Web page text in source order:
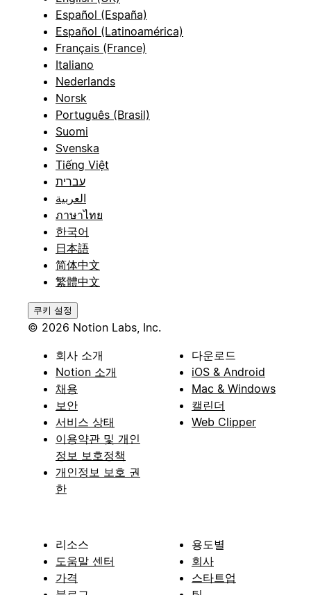
Español (España)
Español (Latinoamérica)
Français (France)
Italiano
Nederlands
Norsk
Português (Brasil)
Suomi
Svenska
Tiếng Việt
עברית
العربية
ภาษาไทย
한국어
日本語
简体中文
繁體中文
쿠키 설정
© 2026 Notion Labs, Inc.
회사 소개
Notion 소개
채용
보안
서비스 상태
이용약관 및 개인
정보 보호정책
개인정보 보호 권
한
다운로드
iOS & Android
Mac & Windows
캘린더
Web Clipper
리소스
도움말 센터
가격
용도별
회사
스타트업